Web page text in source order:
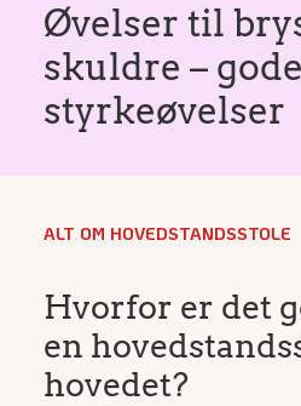
Øvelser til
skuldre – gode
styrkeøvelser
ALT OM HOVEDSTANDSSTOLE
Hvorfor er det
en
hovedet?